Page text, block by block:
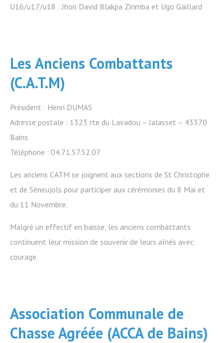
U16/u17/u18 : Jhon David Blakpa Zirimba et Ugo Gaillard
Les Anciens Combattants
(C.A.T.M)
Président : Henri DUMAS
Adresse postale : 1323 rte du Lavadou – Jalasset – 43370
Bains
Téléphone : 04.71.57.52.07
Les anciens CATM se joignent aux sections de St Christophe
et de Séneujols pour participer aux cérémonies du 8 Mai et
du 11 Novembre.
Malgré un effectif en baisse, les anciens combattants
continuent leur mission de souvenir de leurs aînés avec
courage.
Association Communale de
Chasse Agréée (ACCA de Bains)